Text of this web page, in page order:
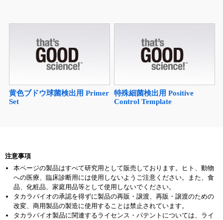
黄色ブドウ球菌検出用 Primer
Set
特殊細菌検出用 Positive
Control Template
注意事項
本ページの製品はすべて研究用として販売しております。ヒト、動物
への医療、臨床診断用には使用しないようご注意ください。また、食
品、化粧品、家庭用品等として使用しないでください。
タカラバイオの承認を得ずに製品の再販・譲渡、再販・譲渡のための
改変、商用製品の製造に使用することは禁止されています。
タカラバイオ製品に関連するライセンス・パテントについては、ライ